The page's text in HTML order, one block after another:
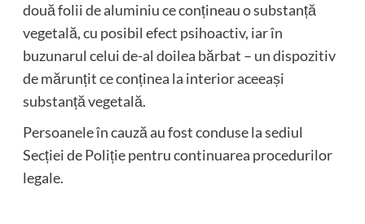
două folii de aluminiu ce conțineau o substanță
vegetală, cu posibil efect psihoactiv, iar în
buzunarul celui de-al doilea bărbat – un dispozitiv
de mărunțit ce conținea la interior aceeași
substanță vegetală.
Persoanele în cauză au fost conduse la sediul
Secției de Poliție pentru continuarea procedurilor
legale.